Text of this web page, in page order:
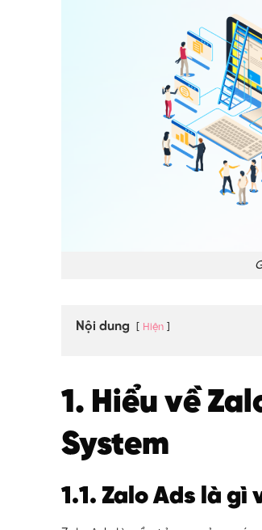
Nội dung Hiện
1. Hiểu về
System
1.1. Zalo Ads là